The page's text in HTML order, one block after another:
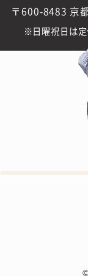
〒600-8483 京
日曜祝日は
©